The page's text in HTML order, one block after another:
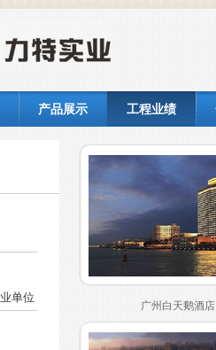
产品展示 工程业绩
单位
广州白天鹅酒店